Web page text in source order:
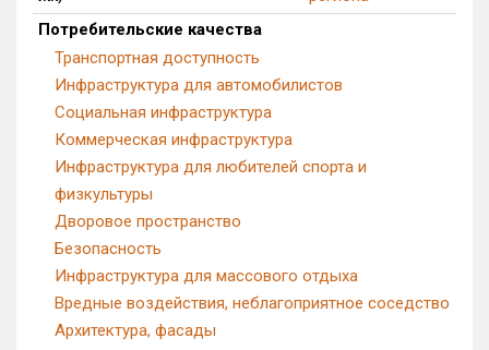
Потребительские качества
Транспортная доступность
Инфраструктура для автомобилистов
Социальная инфраструктура
Коммерческая инфраструктура
Инфраструктура для любителей спорта и
физкультуры
Дворовое пространство
Безопасность
Инфраструктура для массового отдыха
Вредные воздействия, неблагоприятное соседство
Архитектура, фасады